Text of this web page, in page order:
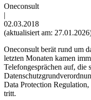
Oneconsult
|
02.03.2018
(aktualisiert am:
Oneconsult berät rund um
letzten Monaten kamen
Telefongesprächen auf, die
Data Protection
tritt.